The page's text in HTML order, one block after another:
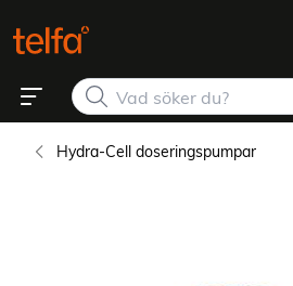
Hydra-Cell doseringspumpar